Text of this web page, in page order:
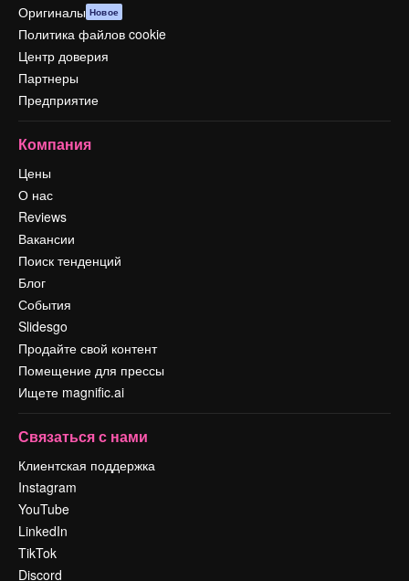
Оригиналы Новое
Политика файлов cookie
Центр доверия
Партнеры
Предприятие
Компания
Цены
О нас
Reviews
Вакансии
Поиск тенденций
Блог
События
Slidesgo
Продайте свой контент
Помещение для прессы
Ищете magnific.ai
Связаться с нами
Клиентская поддержка
Instagram
YouTube
LinkedIn
TikTok
Discord